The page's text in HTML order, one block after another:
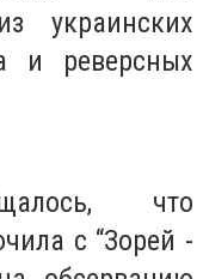
украинских
и реверсных
что
с “Зорей -